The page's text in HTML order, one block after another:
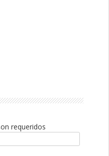
requeridos